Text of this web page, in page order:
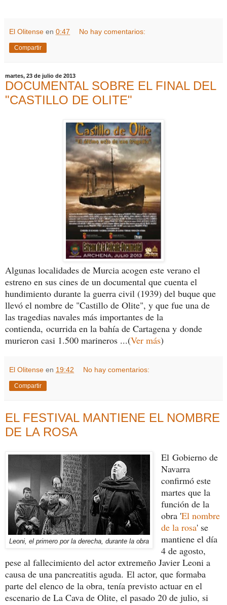
El Olitense en 0:47 No hay comentarios:
Compartir
martes, 23 de julio de 2013
DOCUMENTAL SOBRE EL FINAL DEL
"CASTILLO DE OLITE"
Algunas localidades de Murcia acogen este verano el
estreno en sus cines de un documental que cuenta el
hundimiento durante la guerra civil (1939) del buque que
llevó el nombre de "Castillo de Olite", y que fue una de
las tragedias navales más importantes de la
contienda, ocurrida en la bahía de Cartagena y donde
murieron casi 1.500 marineros ...(Ver más)
El Olitense en 19:42 No hay comentarios:
Compartir
EL FESTIVAL MANTIENE EL NOMBRE
DE LA ROSA
Leoni, el primero por la derecha, durante la obra
El Gobierno de
Navarra
confirmó este
martes que la
función de la
obra 'El nombre
de la rosa' se
mantiene el día
4 de agosto,
pese al fallecimiento del actor extremeño Javier Leoni a
causa de una pancreatitis aguda. El actor, que formaba
parte del elenco de la obra, tenía previsto actuar en el
escenario de La Cava de Olite, el pasado 20 de julio, si